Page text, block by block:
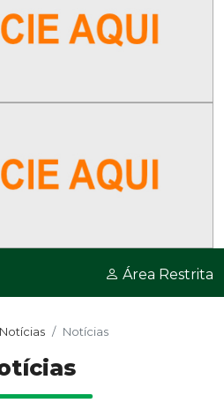
Área Restrita
Notícias Notícias